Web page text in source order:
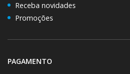
Receba novidades
Promoções
PAGAMENTO